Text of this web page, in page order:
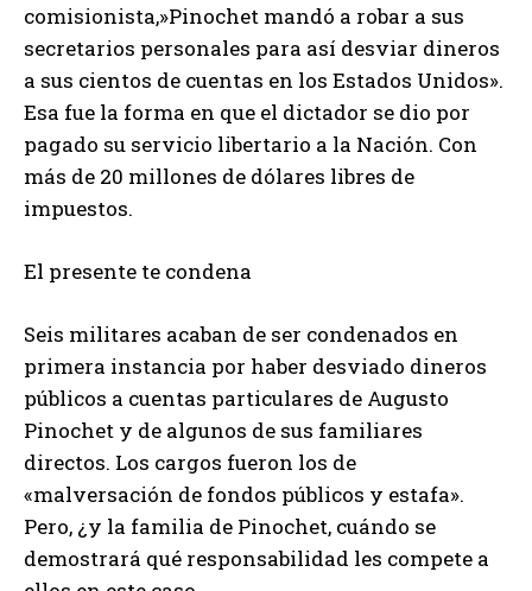
comisionista,»Pinochet mandó a robar a sus
secretarios personales para así desviar dineros
a sus cientos de cuentas en los Estados Unidos».
Esa fue la forma en que el dictador se dio por
pagado su servicio libertario a la Nación. Con
más de 20 millones de dólares libres de
impuestos.
El presente te condena
Seis militares acaban de ser condenados en
primera instancia por haber desviado dineros
públicos a cuentas particulares de Augusto
Pinochet y de algunos de sus familiares
directos. Los cargos fueron los de
«malversación de fondos públicos y estafa».
Pero, ¿y la familia de Pinochet, cuándo se
demostrará qué responsabilidad les compete a